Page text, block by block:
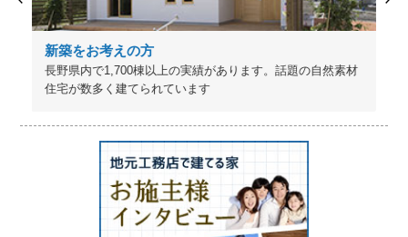
新築をお考えの方
長野県内で1,700棟以上の実績があります。話題の自然素材
住宅が数多く建てられています